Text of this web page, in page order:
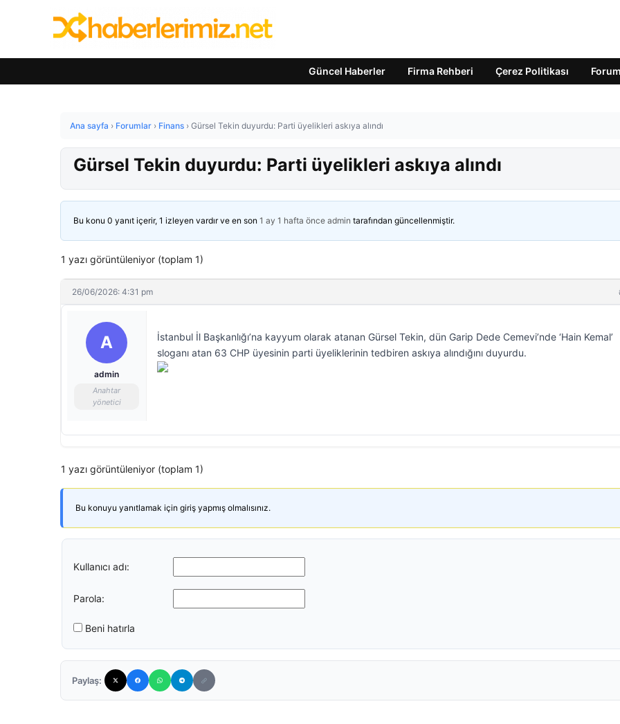
Güncel Haberler Firma Rehberi Çerez Politikası Forum
Ana sayfa › Forumlar › Finans › Gürsel Tekin duyurdu: Parti üyelikleri askıya alındı
Gürsel Tekin duyurdu: Parti üyelikleri askıya alındı
Bu konu 0 yanıt içerir, 1 izleyen vardır ve en son 1 ay 1 hafta önce admin tarafından güncellenmiştir.
1 yazı görüntüleniyor (toplam 1)
26/06/2026: 4:31 pm
A
admin
Anahtar
yönetici
İstanbul İl Başkanlığı’na kayyum olarak atanan Gürsel Tekin, dün Garip Dede Cemevi’nde ‘Hain Kemal’
sloganı atan 63 CHP üyesinin parti üyeliklerinin tedbiren askıya alındığını duyurdu.
1 yazı görüntüleniyor (toplam 1)
Bu konuyu yanıtlamak için giriş yapmış olmalısınız.
Kullanıcı adı:
Parola:
Beni hatırla
Paylaş: